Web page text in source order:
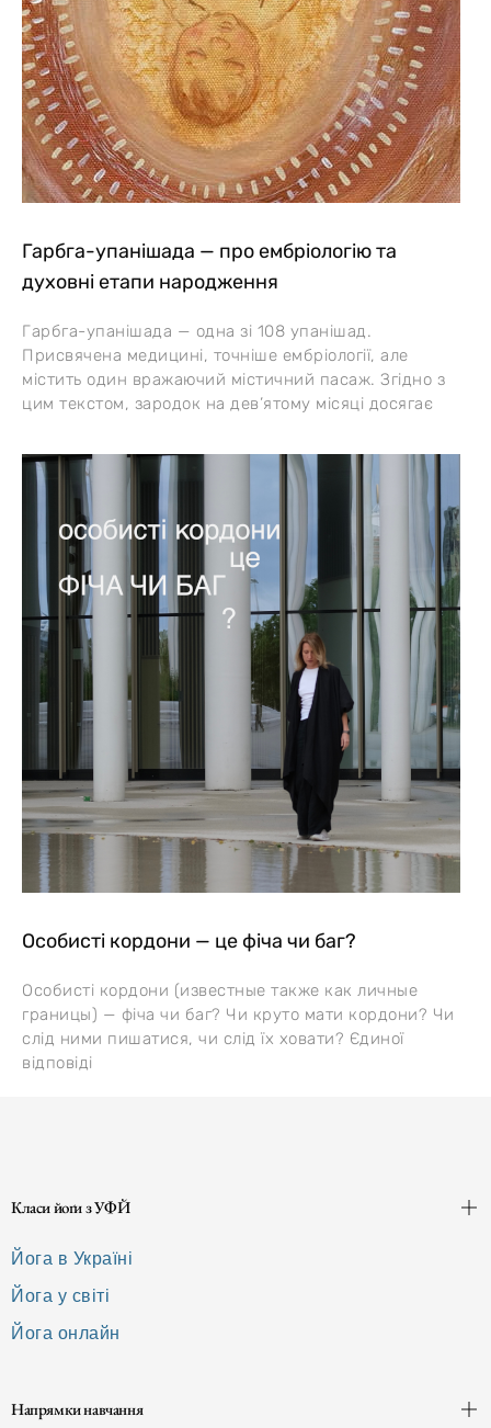
Гарбга-упанішада — про ембріологію та
духовні етапи народження
Гарбга-упанішада — одна зі 108 упанішад.
Присвячена медицині, точніше ембріології, але
містить один вражаючий містичний пасаж. Згідно з
цим текстом, зародок на дев’ятому місяці досягає
Особисті кордони — це фіча чи баг?
Особисті кордони (известные также как личные
границы) — фіча чи баг? Чи круто мати кордони? Чи
слід ними пишатися, чи слід їх ховати? Єдиної
відповіді
Класи йоґи з УФЙ
Йога в Україні
Йога у світі
Йога онлайн
Напрямки навчання